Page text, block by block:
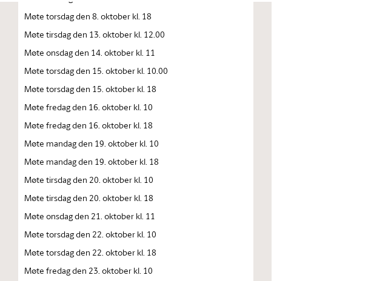
Møte torsdag den 8. oktober kl. 18
Møte tirsdag den 13. oktober kl. 12.00
Møte onsdag den 14. oktober kl. 11
Møte torsdag den 15. oktober kl. 10.00
Møte torsdag den 15. oktober kl. 18
Møte fredag den 16. oktober kl. 10
Møte fredag den 16. oktober kl. 18
Møte mandag den 19. oktober kl. 10
Møte mandag den 19. oktober kl. 18
Møte tirsdag den 20. oktober kl. 10
Møte tirsdag den 20. oktober kl. 18
Møte onsdag den 21. oktober kl. 11
Møte torsdag den 22. oktober kl. 10
Møte torsdag den 22. oktober kl. 18
Møte fredag den 23. oktober kl. 10